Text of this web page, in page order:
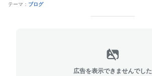
テーマ： ブログ
広告を表示できませんでした